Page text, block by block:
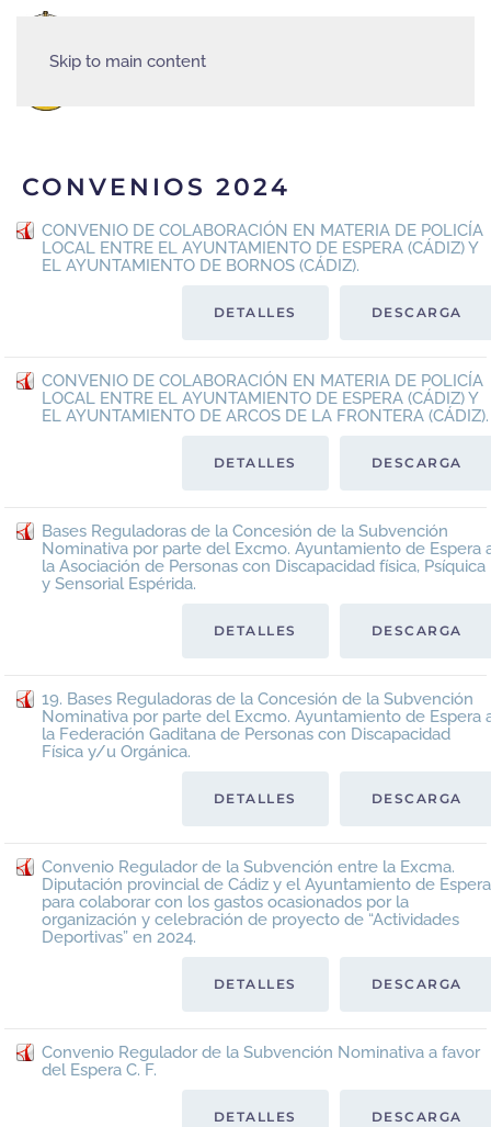
Skip to main content
CONVENIOS 2024
CONVENIO DE COLABORACIÓN EN MATERIA DE POLICÍA
LOCAL ENTRE EL AYUNTAMIENTO DE ESPERA (CÁDIZ) Y
EL AYUNTAMIENTO DE BORNOS (CÁDIZ).
DESCARGA
DETALLES
CONVENIO DE COLABORACIÓN EN MATERIA DE POLICÍA
LOCAL ENTRE EL AYUNTAMIENTO DE ESPERA (CÁDIZ) Y
EL AYUNTAMIENTO DE ARCOS DE LA FRONTERA (CÁDIZ).
DESCARGA
DETALLES
Bases Reguladoras de la Concesión de la Subvención
Nominativa por parte del Excmo. Ayuntamiento de Espera
la Asociación de Personas con Discapacidad física, Psíquica
y Sensorial Espérida.
DESCARGA
DETALLES
19. Bases Reguladoras de la Concesión de la Subvención
Nominativa por parte del Excmo. Ayuntamiento de Espera
la Federación Gaditana de Personas con Discapacidad
Física y/u Orgánica.
DESCARGA
DETALLES
Convenio Regulador de la Subvención entre la Excma.
Diputación provincial de Cádiz y el Ayuntamiento de Espera
para colaborar con los gastos ocasionados por la
organización y celebración de proyecto de “Actividades
Deportivas” en 2024.
DESCARGA
DETALLES
Convenio Regulador de la Subvención Nominativa a favor
del Espera C. F.
DESCARGA
DETALLES